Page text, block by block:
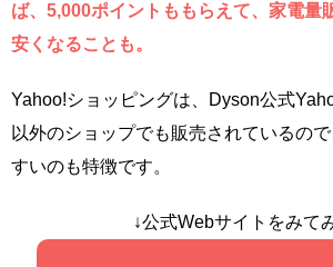
ば、5,000ポイントももらえて、家電量
安くなることも。
Yahoo!ショッピングは、Dyson公式
以外のショップでも販売されているの
すいのも特徴です。
↓公式Webサイトをみて